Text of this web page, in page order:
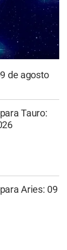
de agosto
Tauro:
Aries: 09